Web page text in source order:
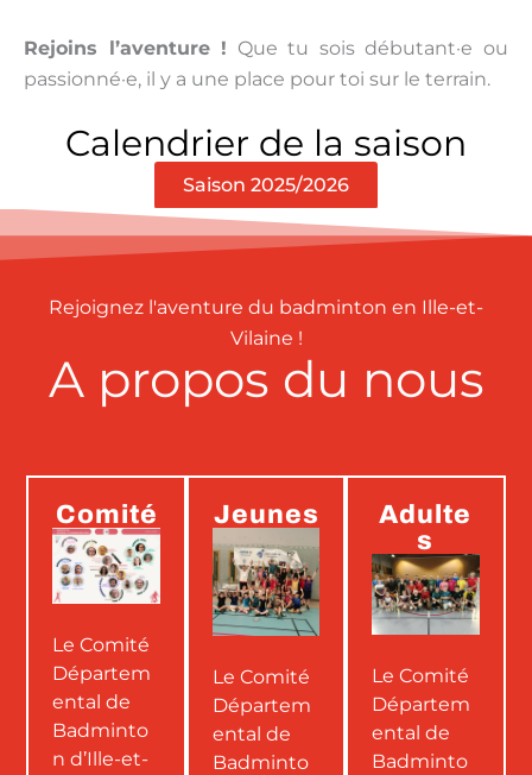
Rejoins l’aventure ! Que tu sois débutant·e ou
passionné·e, il y a une place pour toi sur le terrain.
Calendrier de la saison
Saison 2025/2026
Rejoignez l'aventure du badminton en Ille-et-
Vilaine !
A propos du nous
Comité
Le Comité
Départem
ental de
Badminto
n d’Ille-et-
Jeunes
Le Comité
Départem
ental de
Badminto
Adulte
s
Le Comité
Départem
ental de
Badminto